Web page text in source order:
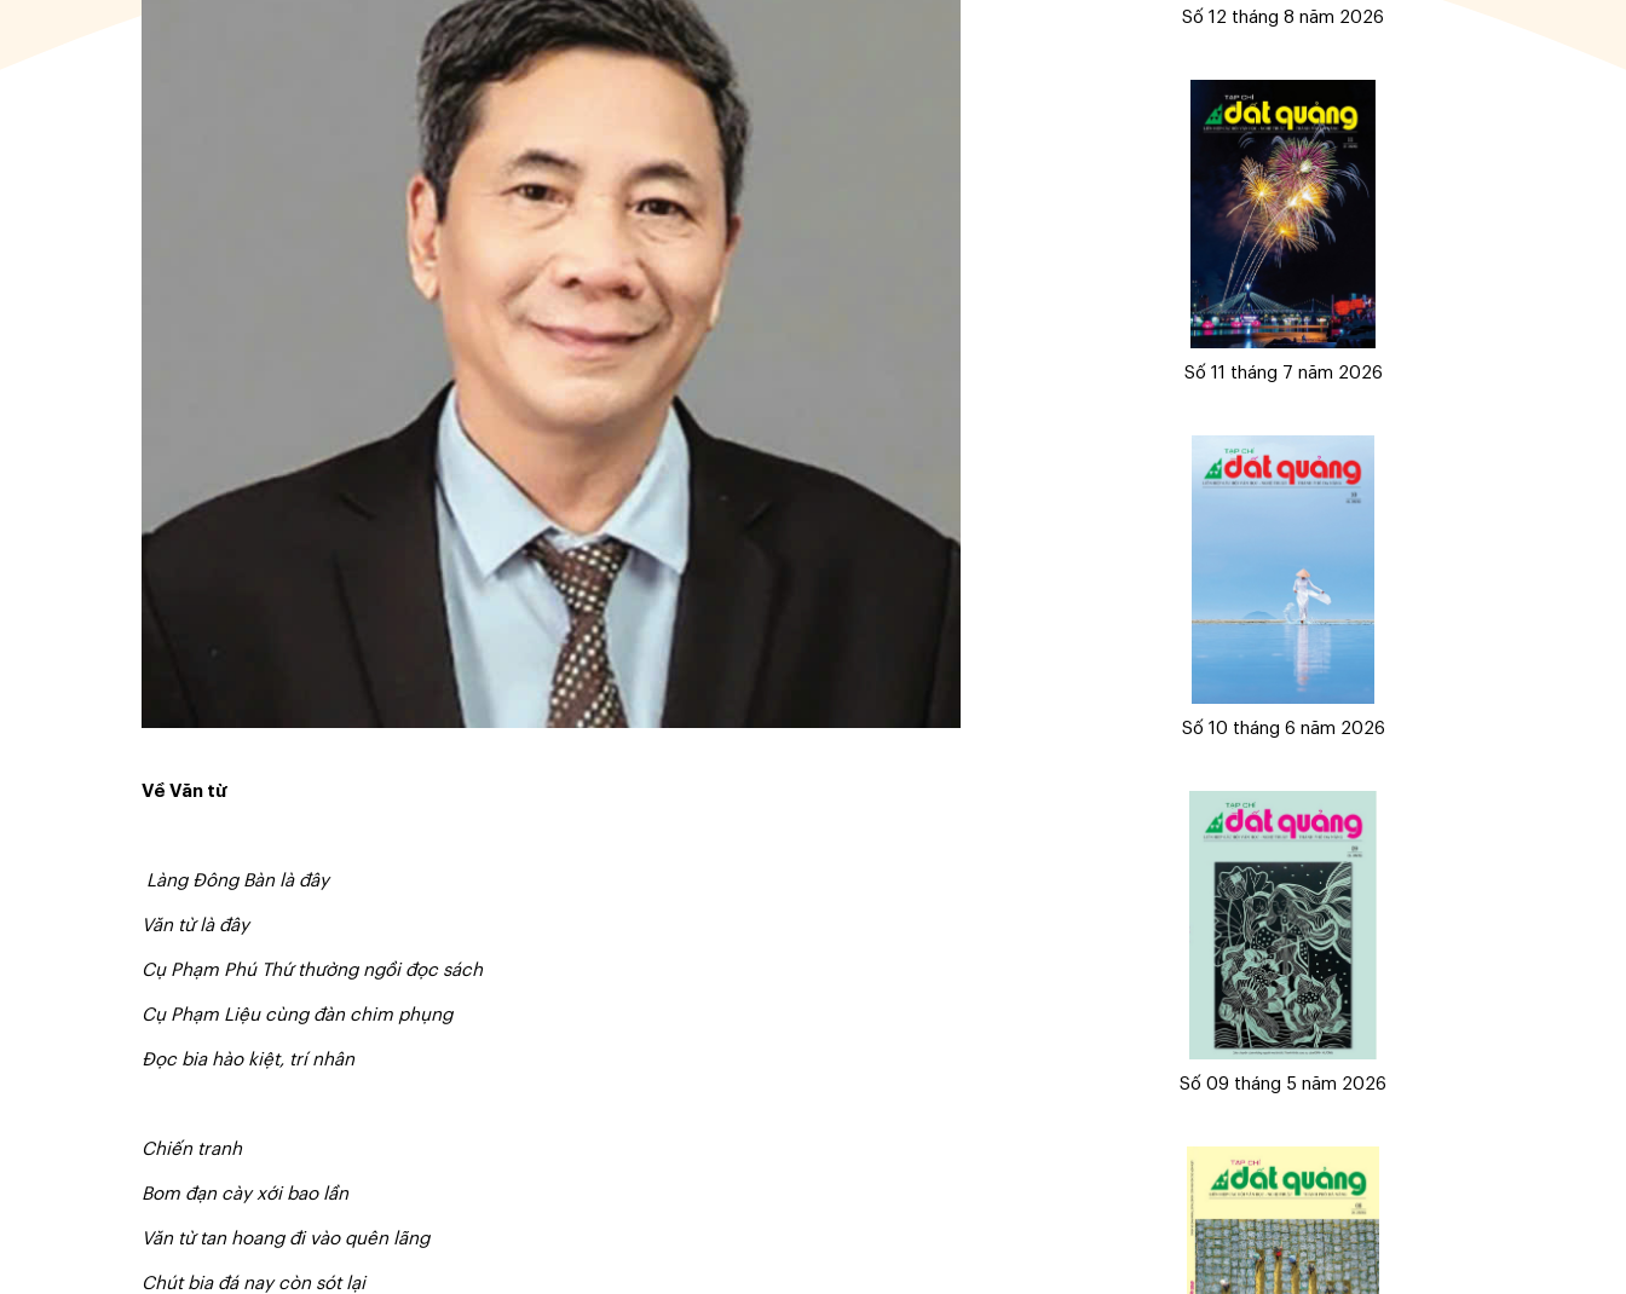
Về Văn từ
Làng Đông Bàn là đây
Văn từ là đây
Cụ Phạm Phú Thứ thường ngồi đọc sách
Cụ Phạm Liệu cùng đàn chim phụng
Đọc bia hào kiệt, trí nhân
Chiến tranh
Bom đạn cày xới bao lần
Văn từ tan hoang đi vào quên lãng
Chút bia đá nay còn sót lại
Số 12 tháng 8 năm 2026
Số 11 tháng 7 năm 2026
Số 10 tháng 6 năm 2026
Số 09 tháng 5 năm 2026